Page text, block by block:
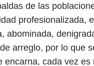
de las
profesionalizada,
abominada,
arreglo, por lo que
encarna, cada vez es